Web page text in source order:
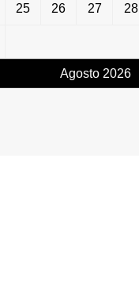
Agosto 2026
25 26 27 28